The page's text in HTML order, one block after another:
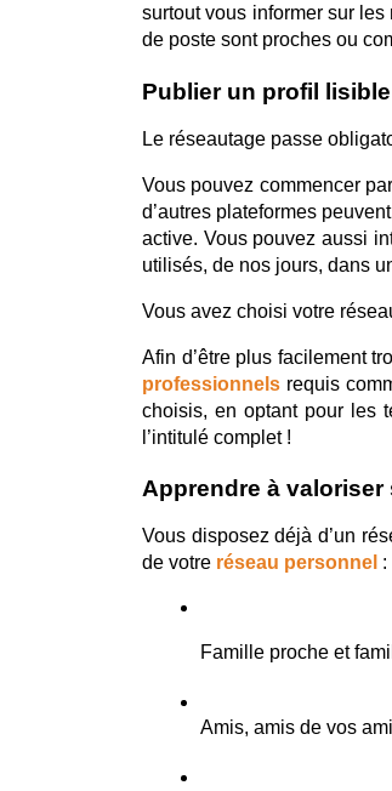
surtout vous informer sur
de poste sont proches ou
Publier un profil
Le réseautage passe
Vous pouvez commencer
d’autres plateformes
active. Vous pouvez aussi
utilisés, de nos jours, dans
Vous avez choisi votre
Afin d’être plus facilement
professionnels requis
choisis, en optant pour les
l’intitulé complet !
Apprendre à
Vous disposez déjà d’un
de votre réseau personnel :
Famille proche et
Amis, amis de vos